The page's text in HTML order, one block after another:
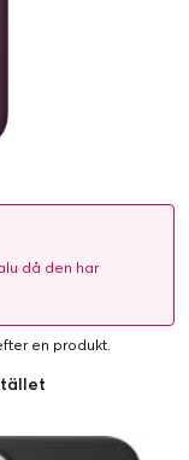
då den har
en produkt.